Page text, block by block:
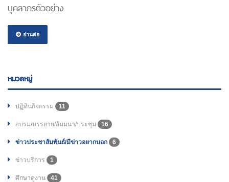
บุคลากรตัวอย่าง
อ่านต่อ
หมวดหมู่
ปฏิทินกิจกรรม 11
อบรม/บรรยาย/สัมมนา/ประชุม 16
ข่าวประชาสัมพันธ์/มีข่าวอยากบอก 6
ข่าวบริการ 1
ศึกษาดูงาน 41